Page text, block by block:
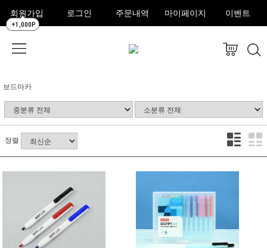
회원가입
+1,000P
로그인 주문내역 마이페이지 이벤트
보드마카
정렬